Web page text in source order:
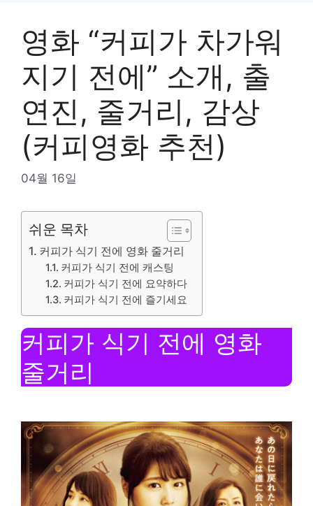
영화 “커피가 차가워
지기 전에” 소개, 출
연진, 줄거리, 감상
(커피영화 추천)
04월 16일
쉬운 목차
커피가 식기 전에 영화 줄거리
커피가 식기 전에 캐스팅
커피가 식기 전에 요약하다
커피가 식기 전에 즐기세요
커피가 식기 전에 영화
줄거리